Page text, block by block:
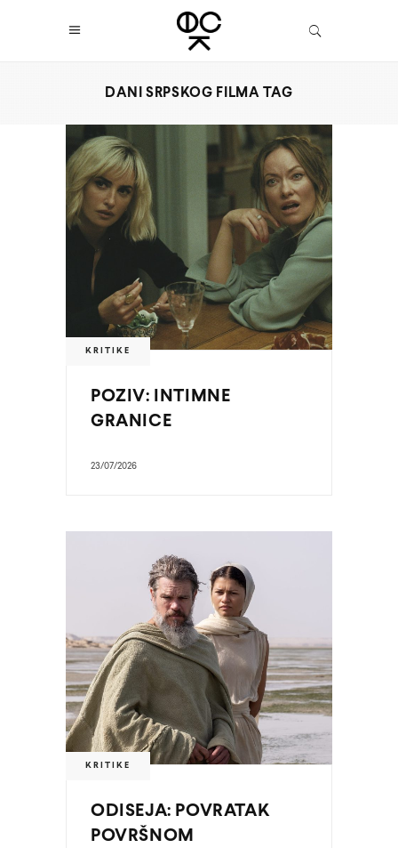
DANI SRPSKOG FILMA TAG
KRITIKE
POZIV: INTIMNE
GRANICE
23/07/2026
KRITIKE
ODISEJA: POVRATAK
POVRŠNOM